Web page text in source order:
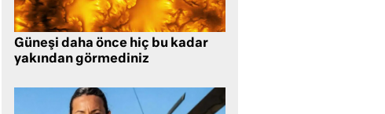
Güneşi daha önce hiç bu kadar
yakından görmediniz